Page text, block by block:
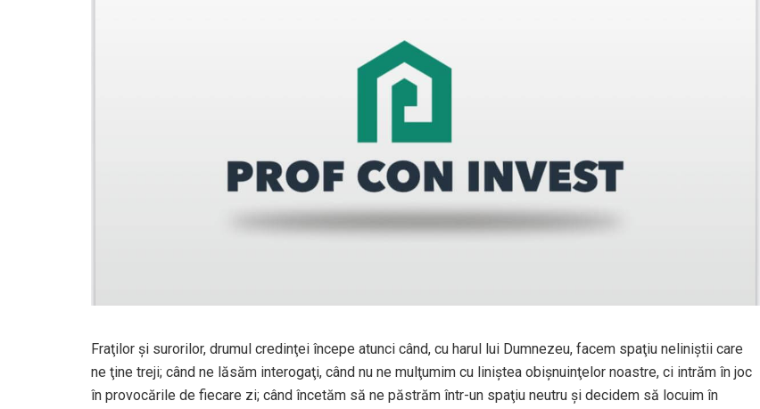
Fraţilor şi surorilor, drumul credinţei începe atunci când, cu harul lui Dumnezeu, facem spaţiu neliniştii care
ne ţine treji; când ne lăsăm interogaţi, când nu ne mulţumim cu liniştea obişnuinţelor noastre, ci intrăm în joc
în provocările de fiecare zi; când încetăm să ne păstrăm într-un spaţiu neutru şi decidem să locuim în